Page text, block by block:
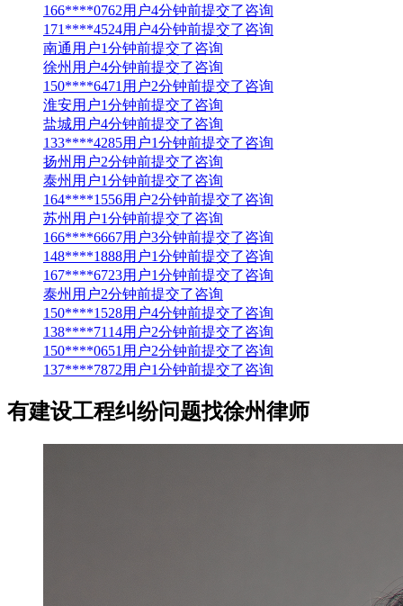
166****0762用户4分钟前提交了咨询
171****4524用户4分钟前提交了咨询
南通用户1分钟前提交了咨询
徐州用户4分钟前提交了咨询
150****6471用户2分钟前提交了咨询
淮安用户1分钟前提交了咨询
盐城用户4分钟前提交了咨询
133****4285用户1分钟前提交了咨询
扬州用户2分钟前提交了咨询
泰州用户1分钟前提交了咨询
164****1556用户2分钟前提交了咨询
苏州用户1分钟前提交了咨询
166****6667用户3分钟前提交了咨询
148****1888用户1分钟前提交了咨询
167****6723用户1分钟前提交了咨询
泰州用户2分钟前提交了咨询
150****1528用户4分钟前提交了咨询
138****7114用户2分钟前提交了咨询
150****0651用户2分钟前提交了咨询
137****7872用户1分钟前提交了咨询
有建设工程纠纷问题找徐州律师